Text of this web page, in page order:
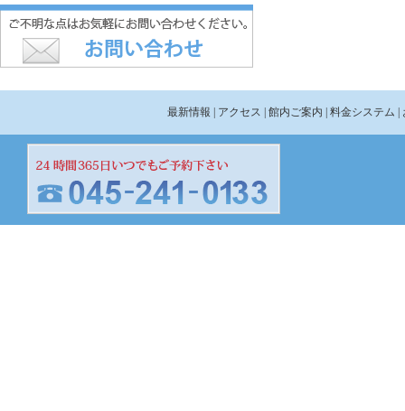
最新情報 | アクセス | 館内ご案内 | 料金システム